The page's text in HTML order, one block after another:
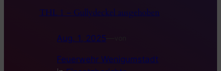
THL 1 – Gullydeckel ausgehoben
Aug. 1, 2025
Feuerwehr Wenigumstadt